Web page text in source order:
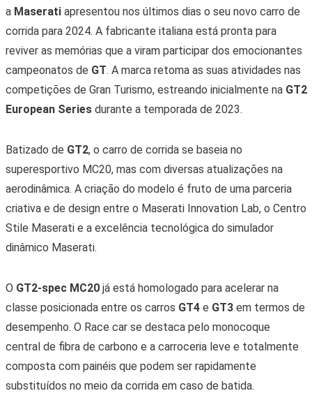
a Maserati apresentou nos últimos dias o seu novo carro de
corrida para 2024. A fabricante italiana está pronta para
reviver as memórias que a viram participar dos emocionantes
campeonatos de GT. A marca retoma as suas atividades nas
competições de Gran Turismo, estreando inicialmente na GT2
European Series durante a temporada de 2023.
Batizado de GT2, o carro de corrida se baseia no
superesportivo MC20, mas com diversas atualizações na
aerodinâmica. A criação do modelo é fruto de uma parceria
criativa e de design entre o Maserati Innovation Lab, o Centro
Stile Maserati e a excelência tecnológica do simulador
dinâmico Maserati.
O GT2-spec MC20já está homologado para acelerar na
classe posicionada entre os carros GT4 e GT3 em termos de
desempenho. O Race car se destaca pelo monocoque
central de fibra de carbono e a carroceria leve e totalmente
composta com painéis que podem ser rapidamente
substituídos no meio da corrida em caso de batida.